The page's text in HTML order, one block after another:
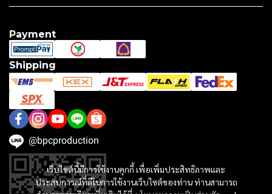
เว็บไซต์นี้มีการใช้งานคุกกี้ เพื่อเพิ่มประสิทธิภาพและ
ประสบการณ์ที่ดีในการใช้งานเว็บไซต์ของท่าน ท่านสามารถ
Payment
Shipping
@bpcproduction